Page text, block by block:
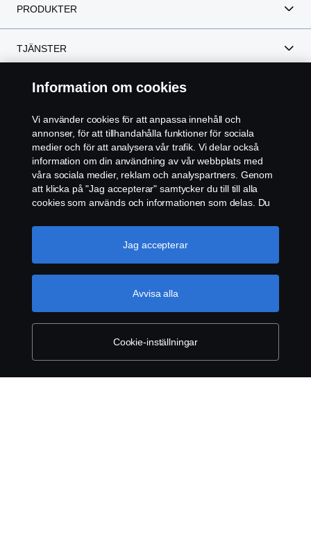
PRODUKTER
TJÄNSTER
OM SCANIA SVERIGE
Scania i region: Sverige
REGLER
INTEGRITETSPOLICY
KONTAKT
ÅTERFÖRSÄLJARE
Information om cookies
Vi använder cookies för att anpassa innehåll och
annonser, för att tillhandahålla funktioner för sociala
medier och för att analysera vår trafik. Vi delar också
information om din användning av vår webbplats med
våra sociala medier, reklam och analyspartners. Genom
att klicka på "Jag accepterar" samtycker du till till alla
cookies som används och informationen som delas. Du
"Cookie-inställningar" och välja de kategorier du vill
acceptera. För en mer detaljerad förklaring av hur vi
Cookie-inställningar
Avvisa alla
Jag accepterar